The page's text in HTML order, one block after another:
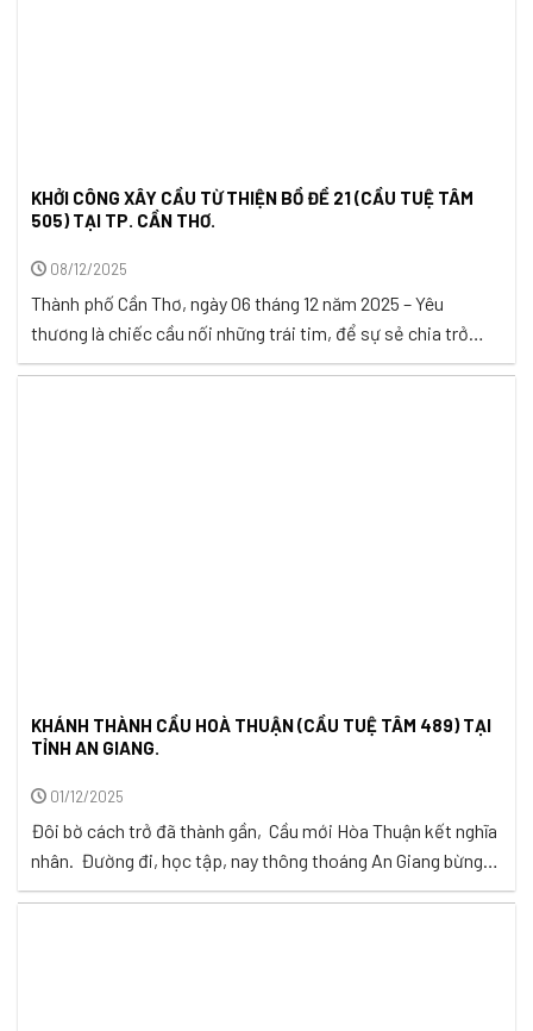
KHỞI CÔNG XÂY CẦU TỪ THIỆN BỒ ĐỀ 21 (CẦU TUỆ TÂM
505) TẠI TP. CẦN THƠ.
08/12/2025
Thành phố Cần Thơ, ngày 06 tháng 12 năm 2025 – Yêu
thương là chiếc cầu nối những trái tim, để sự sẻ chia trở
thành dòng phù sa bồi đắp, mang lại sự trù phú và an lành
KHÁNH THÀNH CẦU HOÀ THUẬN (CẦU TUỆ TÂM 489) TẠI
TỈNH AN GIANG.
01/12/2025
Đôi bờ cách trở đã thành gần, Cầu mới Hòa Thuận kết nghĩa
nhân. Đường đi, học tập, nay thông thoáng An Giang bừng
sáng những mùa xuân. Chiều ngày 29 tháng 11 năm 2025,